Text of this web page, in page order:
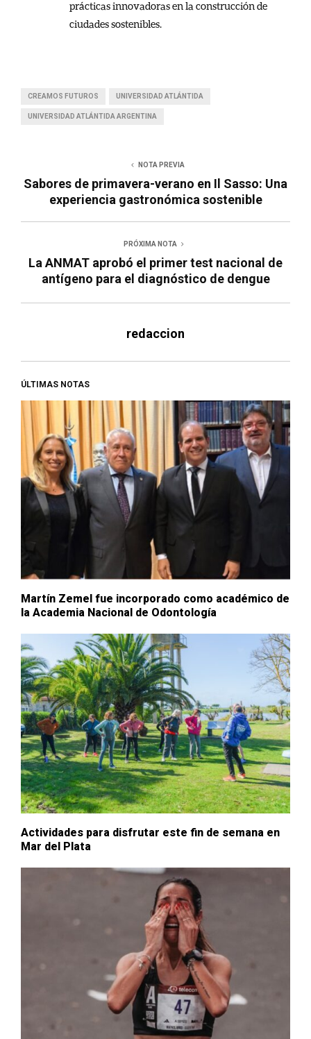
prácticas innovadoras en la construcción de
ciudades sostenibles.
CREAMOS FUTUROS UNIVERSIDAD ATLÁNTIDA
UNIVERSIDAD ATLÁNTIDA ARGENTINA
NOTA PREVIA
Sabores de primavera-verano en Il Sasso: Una
experiencia gastronómica sostenible
PRÓXIMA NOTA
La ANMAT aprobó el primer test nacional de
antígeno para el diagnóstico de dengue
redaccion
ÚLTIMAS NOTAS
Martín Zemel fue incorporado como académico de
la Academia Nacional de Odontología
Actividades para disfrutar este fin de semana en
Mar del Plata